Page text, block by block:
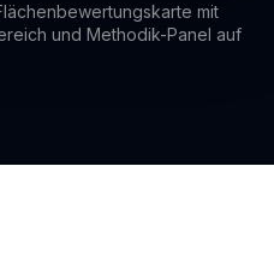
mit
und Methodik-Panel auf